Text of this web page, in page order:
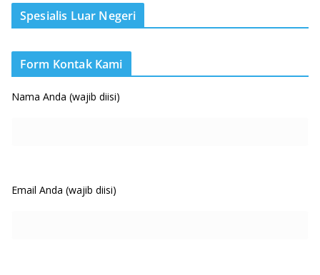
Spesialis Luar Negeri
Form Kontak Kami
Nama Anda (wajib diisi)
Email Anda (wajib diisi)